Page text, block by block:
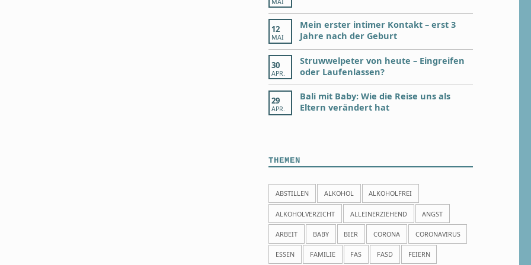
12
MAI
Mein erster intimer Kontakt – erst 3
Jahre nach der Geburt
30
APR.
Struwwelpeter von heute – Eingreifen
oder Laufenlassen?
29
APR.
Bali mit Baby: Wie die Reise uns als
Eltern verändert hat
THEMEN
ABSTILLEN ALKOHOL ALKOHOLFREI
ALKOHOLVERZICHT ALLEINERZIEHEND ANGST
ARBEIT BABY BIER CORONA CORONAVIRUS
ESSEN FAMILIE FAS FASD FEIERN